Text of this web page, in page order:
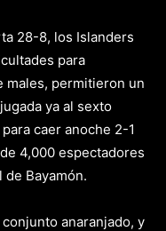
28-8, los Islanders
para
males, permitieron un
ya al sexto
caer anoche 2-1
4,000 espectadores
de Bayamón.
anaranjado, y